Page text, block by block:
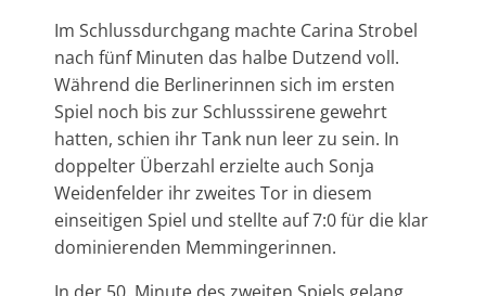
Im Schlussdurchgang machte Carina Strobel
nach fünf Minuten das halbe Dutzend voll.
Während die Berlinerinnen sich im ersten
Spiel noch bis zur Schlusssirene gewehrt
hatten, schien ihr Tank nun leer zu sein. In
doppelter Überzahl erzielte auch Sonja
Weidenfelder ihr zweites Tor in diesem
einseitigen Spiel und stellte auf 7:0 für die klar
dominierenden Memmingerinnen.
In der 50. Minute des zweiten Spiels gelang